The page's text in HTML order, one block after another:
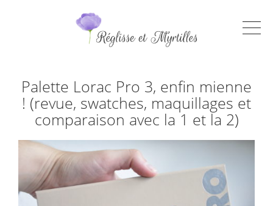
Palette Lorac Pro 3, enfin mienne
! (revue, swatches, maquillages et
comparaison avec la 1 et la 2)